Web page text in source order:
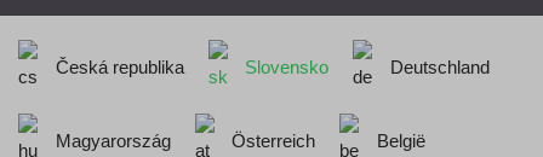
Česká republika Slovensko Deutschland
Magyarország Österreich België